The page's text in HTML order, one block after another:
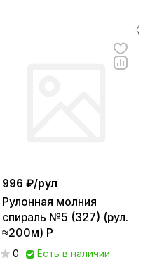
996 ₽/рул
Рулонная молния
спираль №5 (327) (рул.
≈200м) Р
0 Есть в наличии